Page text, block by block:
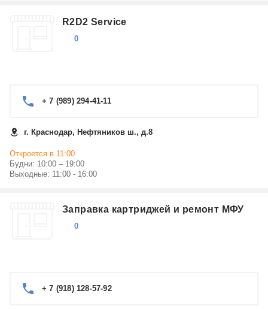
R2D2 Service
0
+ 7 (989) 294-41-11
г. Краснодар, Нефтяников ш., д.8
Откроется в 11:00
Будни: 10:00 – 19:00
Выходные: 11:00 - 16:00
Заправка картриджей и ремонт МФУ
0
+ 7 (918) 128-57-92